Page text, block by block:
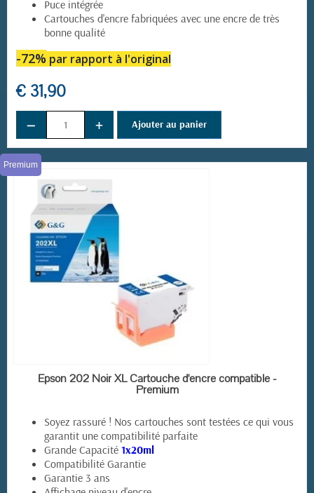
Puce intégrée
Cartouches d'encre fabriquées avec une encre de très
bonne qualité
-72% par rapport à l'original
€ 31,90
− + Ajouter au panier
EN STOCK
Premium
Epson 202 Noir XL Cartouche d'encre compatible -
Premium
Soyez rassuré ! Nos cartouches sont testées ce qui vous
garantit une compatibilité parfaite
Grande Capacité 1x20ml
Compatibilité Garantie
Garantie 3 ans